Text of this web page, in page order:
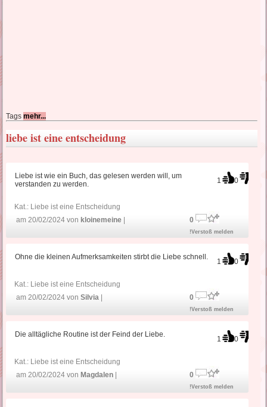
traurige Liebessprüche
Tagsmehr...
liebe ist eine entscheidung
1 0
Liebe ist wie ein Buch, das gelesen werden will, um
verstanden zu werden.
Kat.: Liebe ist eine Entscheidung
am 20/02/2024 von kloinemeine 0
!Verstoß melden
1 0
Ohne die kleinen Aufmerksamkeiten stirbt die Liebe schnell.
Kat.: Liebe ist eine Entscheidung
am 20/02/2024 vonSilvia 0
!Verstoß melden
1 0
Die alltägliche Routine ist der Feind der Liebe.
Kat.: Liebe ist eine Entscheidung
am 20/02/2024 von Magdalen 0
!Verstoß melden